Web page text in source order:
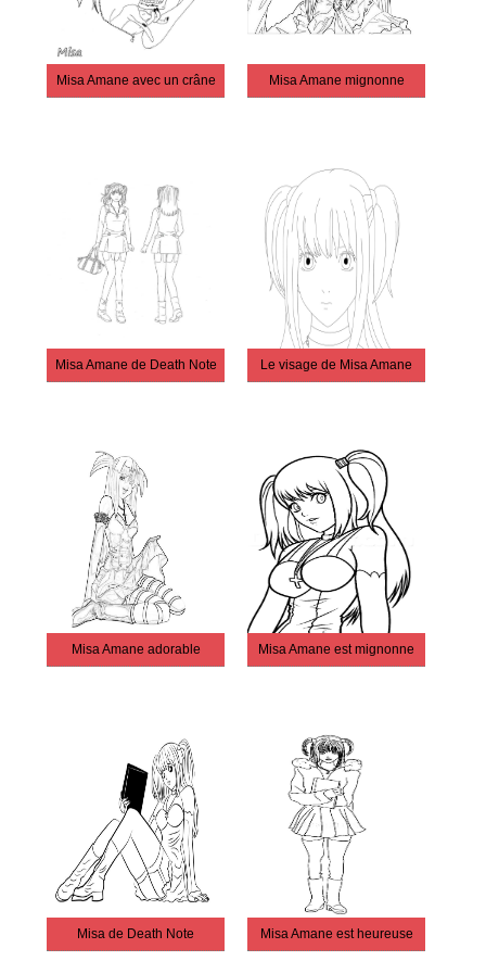
Misa Amane avec un crâne Misa Amane mignonne
Misa Amane de Death Note Le visage de Misa Amane
Misa Amane adorable Misa Amane est mignonne
Misa de Death Note Misa Amane est heureuse